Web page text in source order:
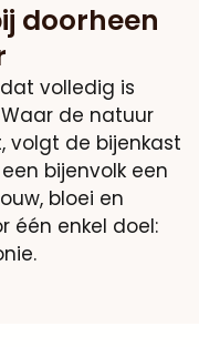
doorheen
volledig is
de natuur
volgt de bijenkast
bijenvolk een
bloei en
één enkel doel: